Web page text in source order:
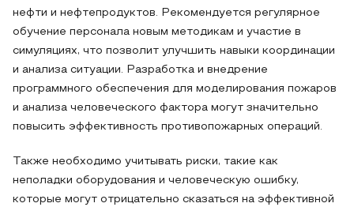
нефти и нефтепродуктов. Рекомендуется регулярное
обучение персонала новым методикам и участие в
симуляциях, что позволит улучшить навыки координации
и анализа ситуации. Разработка и внедрение
программного обеспечения для моделирования пожаров
и анализа человеческого фактора могут значительно
повысить эффективность противопожарных операций.
Также необходимо учитывать риски, такие как
неполадки оборудования и человеческую ошибку,
которые могут отрицательно сказаться на эффективной